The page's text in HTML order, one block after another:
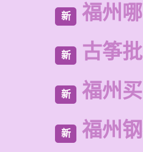
新 福州
新 古筝
新 福州
新 福州